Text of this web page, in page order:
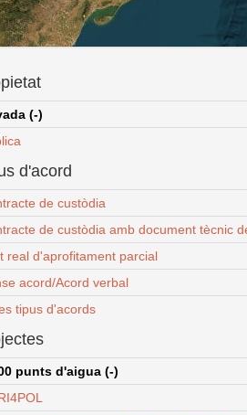
(-)
d'acord
de custòdia
de custòdia amb document tècnic
real d'aprofitament parcial
acord/Acord verbal
tipus d'acords
punts d'aigua (-)